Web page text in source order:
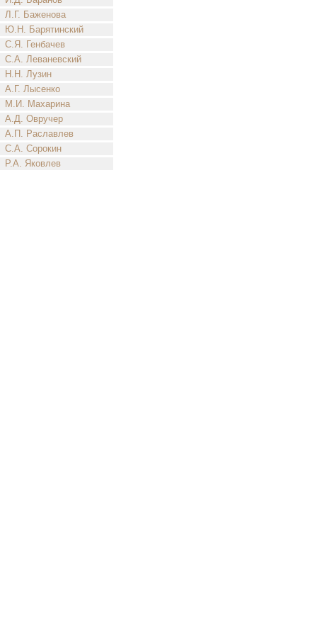
Л.Г. Баженова
Ю.Н. Барятинский
С.Я. Генбачев
С.А. Леваневский
Н.Н. Лузин
А.Г. Лысенко
М.И. Махарина
А.Д. Овручер
А.П. Раславлев
С.А. Сорокин
Р.А. Яковлев